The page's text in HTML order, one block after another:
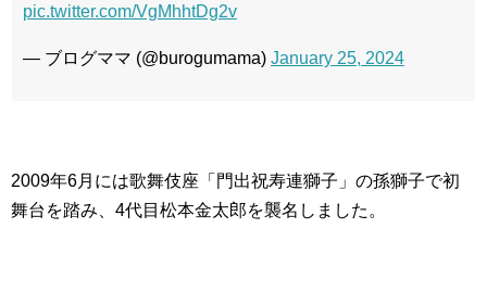
pic.twitter.com/VgMhhtDg2v
— ブログママ (@burogumama) January 25, 2024
2009年6月には歌舞伎座「門出祝寿連獅子」の孫獅子で初
舞台を踏み、4代目松本金太郎を襲名しました。